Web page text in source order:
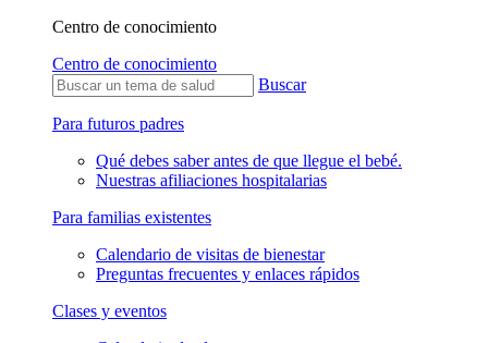
Centro de conocimiento
Centro de conocimiento
Buscar
Para futuros padres
Qué debes saber antes de que llegue el bebé.
Nuestras afiliaciones hospitalarias
Para familias existentes
Calendario de visitas de bienestar
Preguntas frecuentes y enlaces rápidos
Clases y eventos